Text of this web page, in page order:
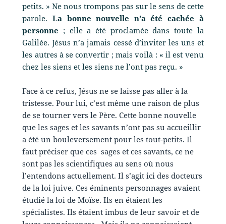
petits. » Ne nous trompons pas sur le sens de cette
parole.La bonne nouvelle n’a été cachée à
personne ; elle a été proclamée dans toute la
Galilée. Jésus n’a jamais cessé d’inviter les uns et
les autres à se convertir ; mais voilà : « il est venu
chez les siens et les siens ne l’ont pas reçu. »
Face à ce refus, Jésus ne se laisse pas aller à la
tristesse. Pour lui, c’est même une raison de plus
de se tourner vers le Père. Cette bonne nouvelle
que les sages et les savants n’ont pas su accueillir
a été un bouleversement pour les tout-petits. Il
faut préciser que ces sages et ces savants, ce ne
sont pas les scientifiques au sens où nous
l’entendons actuellement. Il s’agit ici des docteurs
de la loi juive. Ces éminents personnages avaient
étudié la loi de Moïse. Ils en étaient les
spécialistes. Ils étaient imbus de leur savoir et de